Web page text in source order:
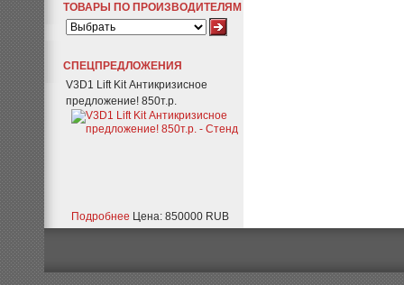
ТОВАРЫ ПО ПРОИЗВОДИТЕЛЯМ
СПЕЦПРЕДЛОЖЕНИЯ
V3D1 Lift Kit Антикризисное
предложение! 850т.р.
Подробнее Цена: 850000 RUB